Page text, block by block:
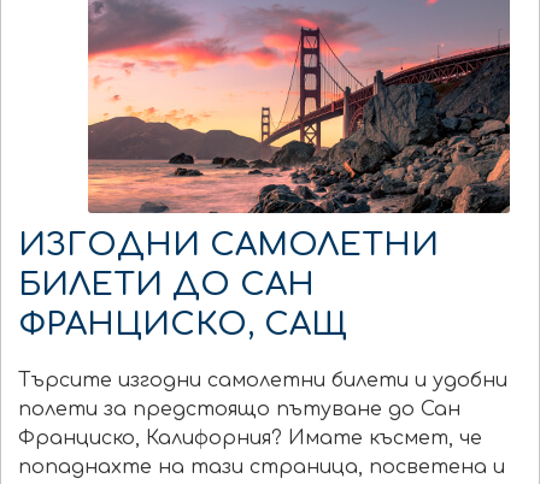
ИЗГОДНИ САМОЛЕТНИ
БИЛЕТИ ДО САН
ФРАНЦИСКО, САЩ
Търсите изгодни самолетни билети и удобни
полети за предстоящо пътуване до Сан
Франциско, Калифорния? Имате късмет, че
попаднахте на тази страница, посветена и